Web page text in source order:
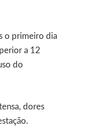
o primeiro dia
a 12
do
dores